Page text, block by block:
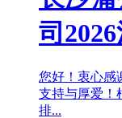
司
您好！衷心感
支持与厚爱！
排...